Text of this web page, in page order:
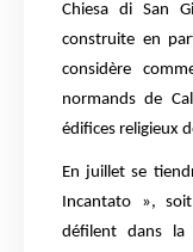
Chiesa di San
construite en
considère
normands de
édifices religieux
En juillet se
Incantato »,
défilent dans la